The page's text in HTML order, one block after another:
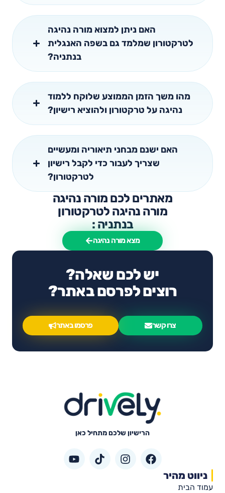
האם ניתן למצוא מורה נהיגה
לטרקטורון שמלמד גם בשפה האנגלית
בנתניה?
מהו משך הזמן הממוצע שלוקח ללמוד
נהיגה על טרקטורון ולהוציא רישיון?
האם ישנם מבחני תיאוריה ומעשיים
שצריך לעבור כדי לקבל רישיון
לטרקטורון?
מאתרים לכם מורה נהיגה
מורה נהיגה לטרקטורון
בנתניה :
מצא מורה נהיגה
יש לכם שאלה?
רוצים לפרסם באתר?
צרו קשר פרסמו באתר
הרישיון שלכם מתחיל כאן
ניווט מהיר
עמוד הבית